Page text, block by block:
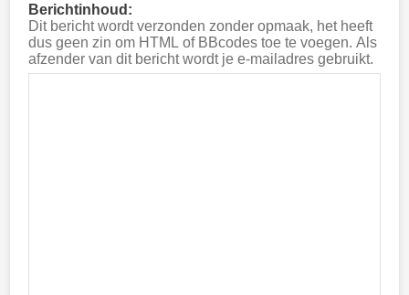
Berichtinhoud:
Dit bericht wordt verzonden zonder opmaak, het heeft
dus geen zin om HTML of BBcodes toe te voegen. Als
afzender van dit bericht wordt je e-mailadres gebruikt.